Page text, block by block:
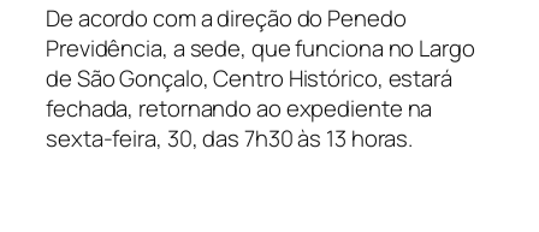
De acordo com a direção do Penedo
Previdência, a sede, que funciona no Largo
de São Gonçalo, Centro Histórico, estará
fechada, retornando ao expediente na
sexta-feira, 30, das 7h30 às 13 horas.